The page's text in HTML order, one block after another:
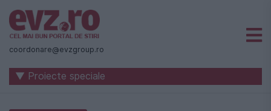
Știri
naționale
internaționale
coordonare@evzgroup.ro
▼ Proiecte speciale